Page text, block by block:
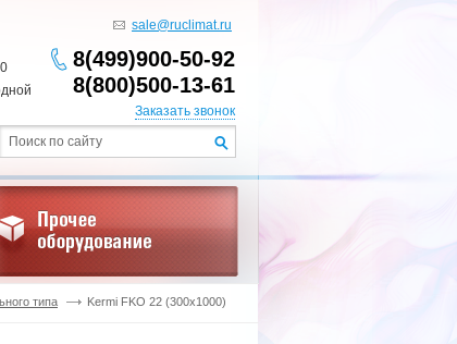
sale@ruclimat.ru
8(499)900-50-92
8(800)500-13-61
Заказать звонок
типа Kermi FKO 22 (300x1000)